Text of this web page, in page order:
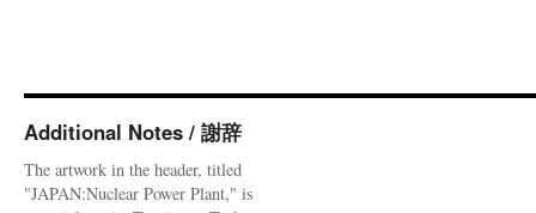
Additional Notes / 謝辞
The artwork in the header, titled
"JAPAN:Nuclear Power Plant," is